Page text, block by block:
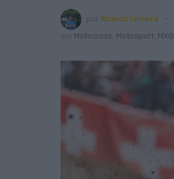
por Ricardo Ferreira
em
Motocross Motosport